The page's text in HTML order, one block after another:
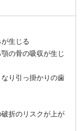
生じる
の骨の吸収が生じ
り引っ掛かりの歯
折のリスクが上が